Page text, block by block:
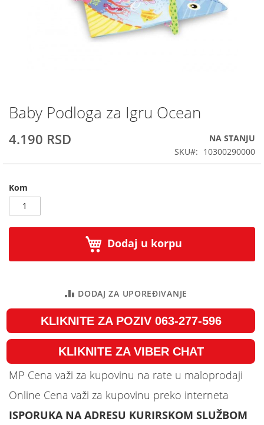
Skip
to
the
beginning
the
gallery
Baby Podloga za Igru Ocean
4.190 RSD
NA STANJU
SKU
10300290000
Kom
Dodaj u korpu
DODAJ ZA UPOREĐIVANJE
KLIKNITE ZA POZIV 063-277-596
KLIKNITE ZA VIBER CHAT
MP Cena važi za kupovinu na rate u maloprodaji
Online Cena važi za kupovinu preko interneta
ISPORUKA NA ADRESU KURIRSKOM SLUŽBOM